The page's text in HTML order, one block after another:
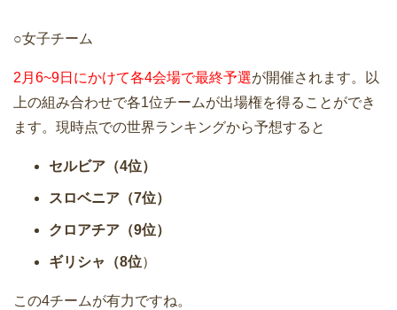
○女子チーム
2月6~9日にかけて各4会場で最終予選が開催されます。以
上の組み合わせで各1位チームが出場権を得ることができ
ます。現時点での世界ランキングから予想すると
セルビア（4位）
スロベニア（7位）
クロアチア（9位）
ギリシャ（8位）
この4チームが有力ですね。